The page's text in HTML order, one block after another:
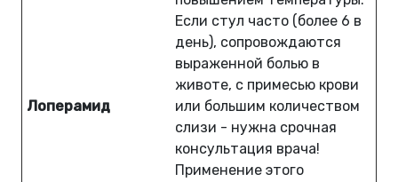
Лоперамид
Если стул часто (более 6 в
день), сопровождаются
выраженной болью в
животе, с примесью крови
или большим количеством
слизи - нужна срочная
консультация врача!
Применение этого